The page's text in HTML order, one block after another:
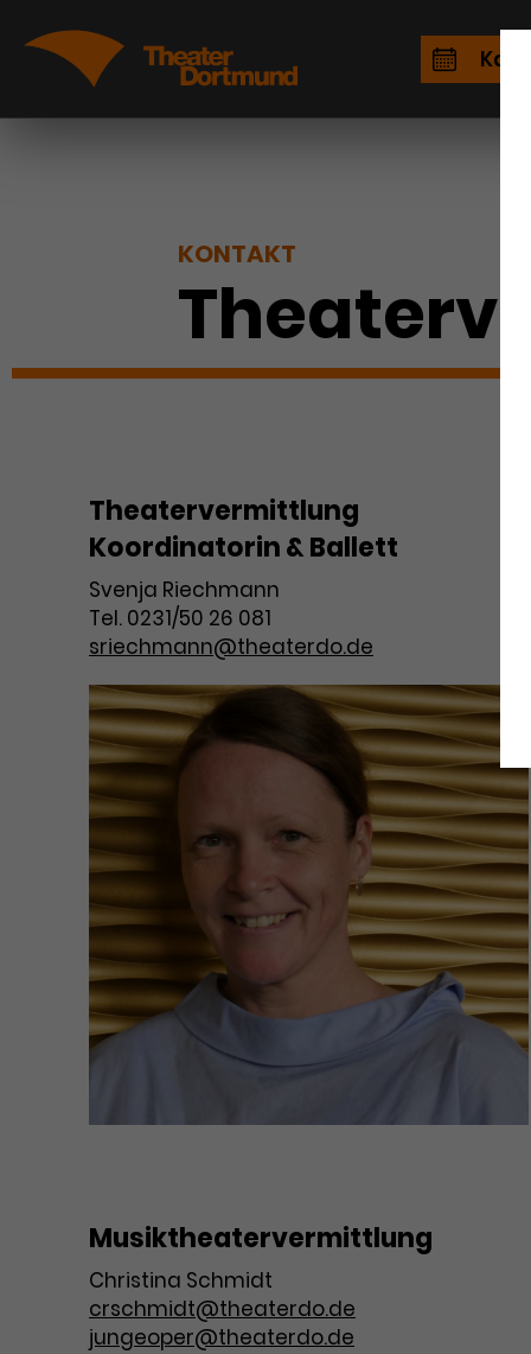
KONTAKT
Theatervermittlung
Koordinatorin & Ballett
Svenja Riechmann
Tel. 0231/50 26 081
sriechmann@theaterdo.de
Musiktheatervermittlung
Christina Schmidt
crschmidt@theaterdo.de
jungeoper@theaterdo.de